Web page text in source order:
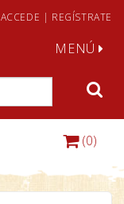
ACCEDE | REGÍSTRATE
MENÚ
(0)